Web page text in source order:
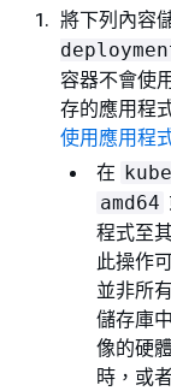
將下列內容
容器不會使
存的應用程
使用應用程
在
amd64
程式至
此操作
並非所
儲存庫
像的硬
時，或